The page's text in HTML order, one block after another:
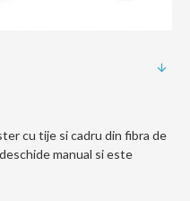
cu tije si cadru din fibra de
manual si este